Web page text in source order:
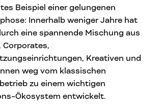
Beispiel einer gelungenen
Innerhalb weniger Jahre hat
eine spannende Mischung aus
Corporates,
Kreativen und
weg vom klassischen
zu einem wichtigen
Ökosystem entwickelt.